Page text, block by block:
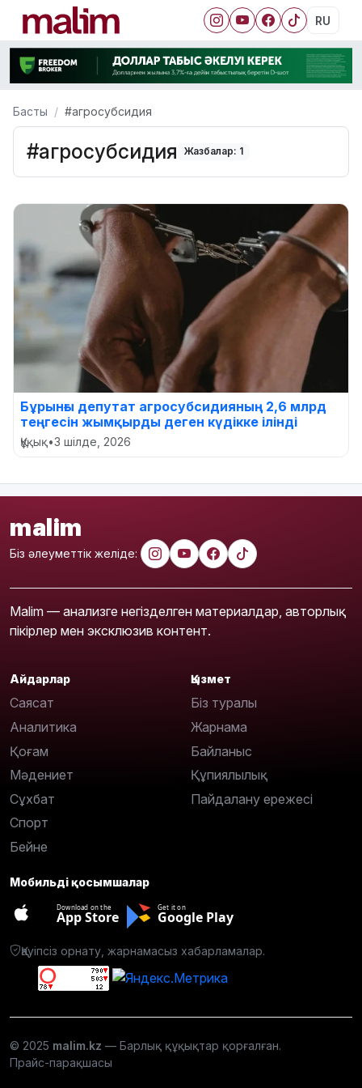
RU
Басты #агросубсидия
#агросубсидия Жазбалар: 1
Бұрынғы депутат агросубсидияның 2,6 млрд
теңгесін жымқырды деген күдікке ілінді
Құқық•3 шілде, 2026
malim
Біз әлеуметтік желіде:
Malim — анализге негізделген материалдар, авторлық
пікірлер мен эксклюзив контент.
Айдарлар
Саясат
Аналитика
Қоғам
Мәдениет
Сұхбат
Спорт
Бейне
Қызмет
Біз туралы
Жарнама
Байланыс
Құпиялылық
Пайдалану ережесі
Мобильді қосымшалар
Download on the
App Store
Get it on
Google Play
Қауіпсіз орнату, жарнамасыз хабарламалар.
© 2025 malim.kz — Барлық құқықтар қорғалған.
Прайс-парақшасы